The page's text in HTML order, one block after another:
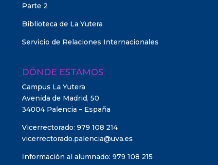
Parte 2
Biblioteca de La Yutera
Servicio de Relaciones Internacionales
DÓNDE ESTAMOS
Campus La Yutera
Avenida de Madrid, 50
34004 Palencia – España
Vicerrectorado: 979 108 214
vicerrectorado.palencia@uva.es
Información al alumnado: 979 108 215